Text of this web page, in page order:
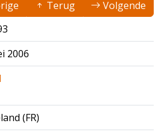
Terug
Volgende
2006
(FR)